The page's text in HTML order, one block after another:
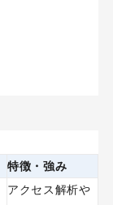
特徴・強み
アクセス解析や